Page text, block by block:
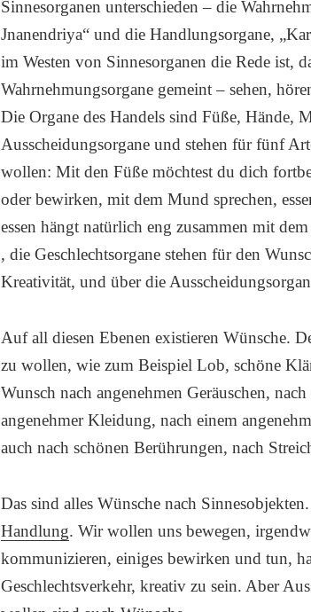
Sinnesorganen unterschieden – die
Jnanendriya“ und die Handlungsorgane,
im Westen von Sinnesorganen die Rede ist,
Wahrnehmungsorgane gemeint – sehen,
Die Organe des Handels sind Füße, Hände,
Ausscheidungsorgane und stehen für fünf
wollen: Mit den Füße möchtest du dich
oder bewirken, mit dem Mund sprechen,
essen hängt natürlich eng zusammen mit
, die Geschlechtsorgane stehen für den
Kreativität, und über die
Auf all diesen Ebenen existieren Wünsche.
zu wollen, wie zum Beispiel Lob, schöne
Wunsch nach angenehmen Geräuschen,
angenehmer Kleidung, nach einem
auch nach schönen Berührungen, nach
Das sind alles Wünsche nach
Handlung. Wir wollen uns bewegen,
kommunizieren, einiges bewirken und tun,
Geschlechtsverkehr, kreativ zu sein. Aber